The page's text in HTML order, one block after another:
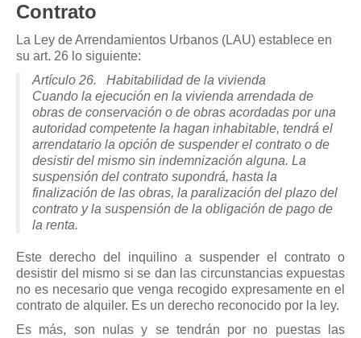
Contrato
La Ley de Arrendamientos Urbanos (LAU) establece en
su art. 26 lo siguiente:
Artículo 26. Habitabilidad de la vivienda
Cuando la ejecución en la vivienda arrendada de
obras de conservación o de obras acordadas por una
autoridad competente la hagan inhabitable, tendrá el
arrendatario la opción de suspender el contrato o de
desistir del mismo sin indemnización alguna. La
suspensión del contrato supondrá, hasta la
finalización de las obras, la paralización del plazo del
contrato y la suspensión de la obligación de pago de
la renta.
Este derecho del inquilino a suspender el contrato o
desistir del mismo si se dan las circunstancias expuestas
no es necesario que venga recogido expresamente en el
contrato de alquiler. Es un derecho reconocido por la ley.
Es más, son nulas y se tendrán por no puestas las